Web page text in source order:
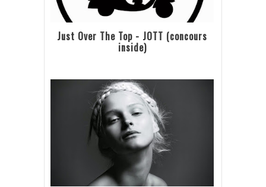
Just Over The Top - JOTT (concours
inside)